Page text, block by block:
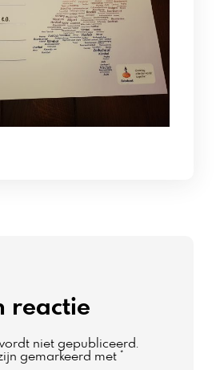
reactie
niet gepubliceerd.
gemarkeerd met *